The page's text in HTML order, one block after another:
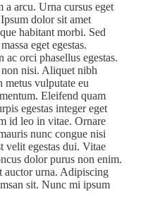
arcu. Urna cursus eget
dolor sit amet
habitant morbi. Sed
eget egestas.
orci phasellus egestas.
nisi. Aliquet nibh
metus vulputate eu
Eleifend quam
egestas integer eget
id leo in vitae. Ornare
nunc congue nisi
velit egestas dui. Vitae
dolor purus non enim.
auctor urna. Adipiscing
sit. Nunc mi ipsum